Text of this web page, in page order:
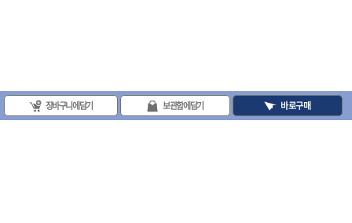
장바구니에 담기 보관함에 담기 바로구매